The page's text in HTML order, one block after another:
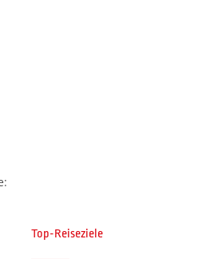
Top-Reiseziele